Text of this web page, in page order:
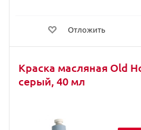
Отложить
Краска масляная Old
серый, 40 мл